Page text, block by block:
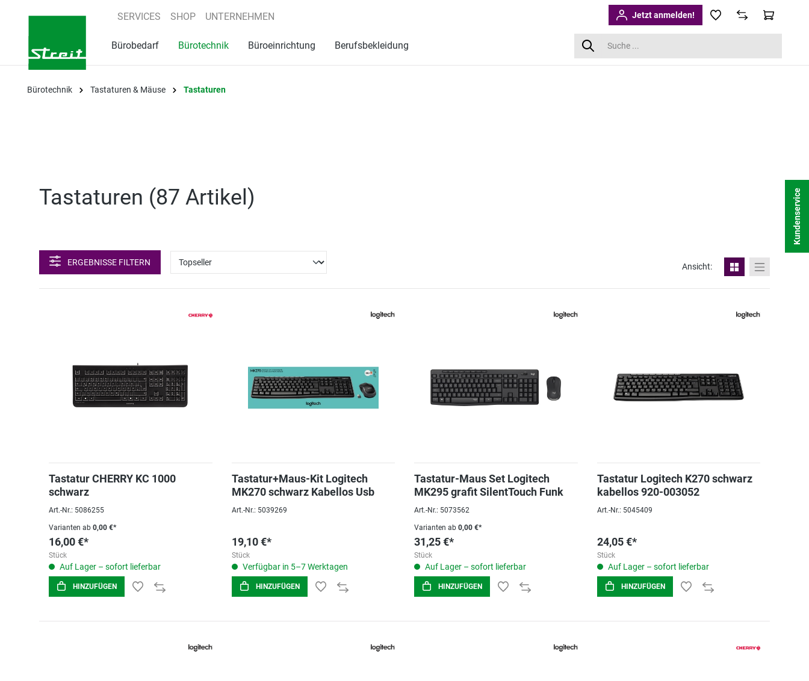
Zur Hauptnavigation springen
SERVICES SHOP UNTERNEHMEN Jetzt anmelden!
Bürobedarf Bürotechnik Büroeinrichtung Berufsbekleidung
Bürotechnik Tastaturen & Mäuse Tastaturen
Tastaturen (87 Artikel )
ERGEBNISSE FILTERN Ansicht:
Tastatur CHERRY KC 1000
schwarz
Art.-Nr.: 5086255
Varianten ab 0,00 €*
16,00 €*
Stück
Auf Lager – sofort lieferbar
HINZUFÜGEN
Tastatur+Maus-Kit Logitech
MK270 schwarz Kabellos Usb
Art.-Nr.: 5039269
19,10 €*
Stück
Verfügbar in 5–7 Werktagen
HINZUFÜGEN
Tastatur-Maus Set Logitech
MK295 grafit SilentTouch Funk
Art.-Nr.: 5073562
Varianten ab 0,00 €*
31,25 €*
Stück
Auf Lager – sofort lieferbar
HINZUFÜGEN
Tastatur Logitech K270 schwarz
kabellos 920-003052
Art.-Nr.: 5045409
24,05 €*
Stück
Auf Lager – sofort lieferbar
HINZUFÜGEN
Kundenservice